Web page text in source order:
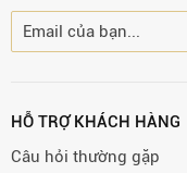
HỖ TRỢ KHÁCH HÀNG
Câu hỏi thường gặp